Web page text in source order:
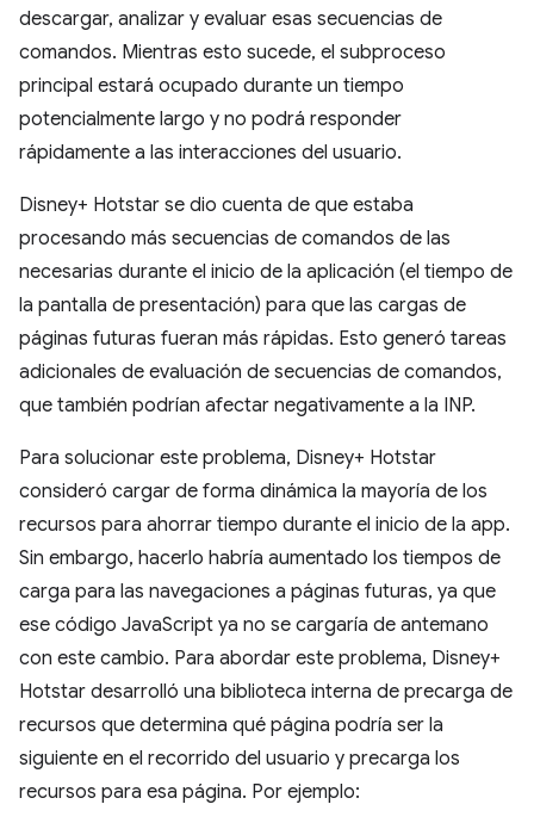
descargar, analizar y evaluar esas secuencias de
comandos. Mientras esto sucede, el subproceso
principal estará ocupado durante un tiempo
potencialmente largo y no podrá responder
rápidamente a las interacciones del usuario.
Disney+ Hotstar se dio cuenta de que estaba
procesando más secuencias de comandos de las
necesarias durante el inicio de la aplicación (el tiempo de
la pantalla de presentación) para que las cargas de
páginas futuras fueran más rápidas. Esto generó tareas
adicionales de evaluación de secuencias de comandos,
que también podrían afectar negativamente a la INP.
Para solucionar este problema, Disney+ Hotstar
consideró cargar de forma dinámica la mayoría de los
recursos para ahorrar tiempo durante el inicio de la app.
Sin embargo, hacerlo habría aumentado los tiempos de
carga para las navegaciones a páginas futuras, ya que
ese código JavaScript ya no se cargaría de antemano
con este cambio. Para abordar este problema, Disney+
Hotstar desarrolló una biblioteca interna de precarga de
recursos que determina qué página podría ser la
siguiente en el recorrido del usuario y precarga los
recursos para esa página. Por ejemplo: